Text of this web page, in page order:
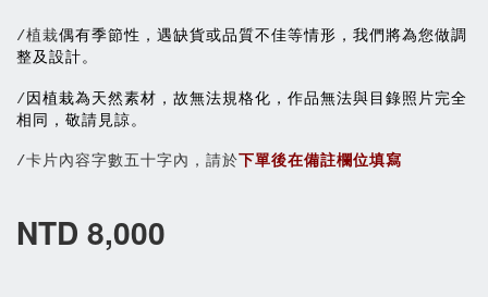
/植栽偶有季節性，遇缺貨或品質不佳等情形，我們將為您做調
整及設計。
/因植栽為天然素材，故無法規格化，作品無法與目錄照片完全
相同，敬請見諒。
/卡片內容字數五十字內，請於下單後在備註欄位填寫
NTD 8,000